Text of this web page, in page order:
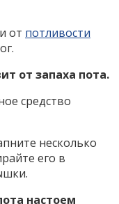
от потливости
от запаха пота.
средство
несколько
его в
настоем